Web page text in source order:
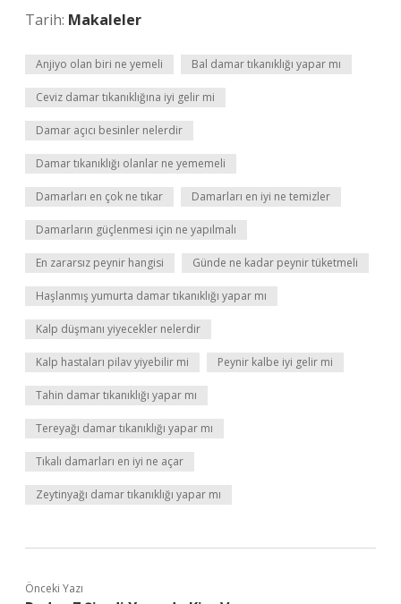
Tarih: Makaleler
Anjiyo olan biri ne yemeli Bal damar tıkanıklığı yapar mı
Ceviz damar tıkanıklığına iyi gelir mi
Damar açıcı besinler nelerdir
Damar tıkanıklığı olanlar ne yememeli
Damarları en çok ne tıkar Damarları en iyi ne temizler
Damarların güçlenmesi için ne yapılmalı
En zararsız peynir hangisi Günde ne kadar peynir tüketmeli
Haşlanmış yumurta damar tıkanıklığı yapar mı
Kalp düşmanı yiyecekler nelerdir
Kalp hastaları pilav yiyebilir mi Peynir kalbe iyi gelir mi
Tahin damar tıkanıklığı yapar mı
Tereyağı damar tıkanıklığı yapar mı
Tıkalı damarları en iyi ne açar
Zeytinyağı damar tıkanıklığı yapar mı
Önceki Yazı